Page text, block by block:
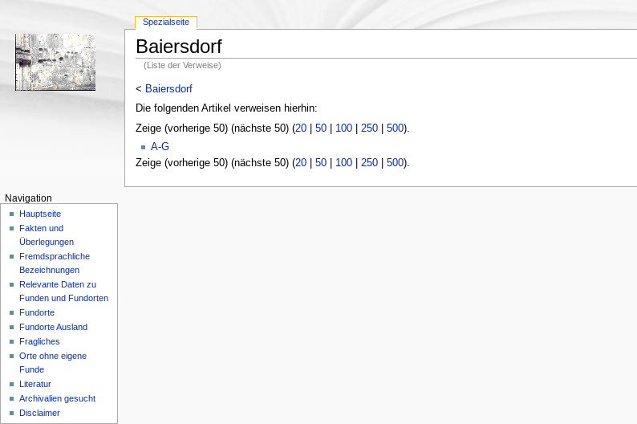
Baiersdorf
(Liste der Verweise)
< Baiersdorf
Die folgenden Artikel verweisen hierhin:
Zeige (vorherige 50) (nächste 50) (20| 50| 100| 250| 500).
A-G
Zeige (vorherige 50) (nächste 50) (20| 50| 100| 250| 500).
Spezialseite
Navigation
Hauptseite
Fakten und
Überlegungen
Fremdsprachliche
Bezeichnungen
Relevante Daten zu
Funden und Fundorten
Fundorte
Fundorte Ausland
Fragliches
Orte ohne eigene
Funde
Literatur
Archivalien gesucht
Disclaimer